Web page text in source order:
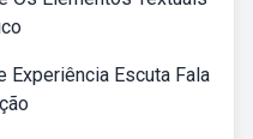
Experiência Escuta Fala